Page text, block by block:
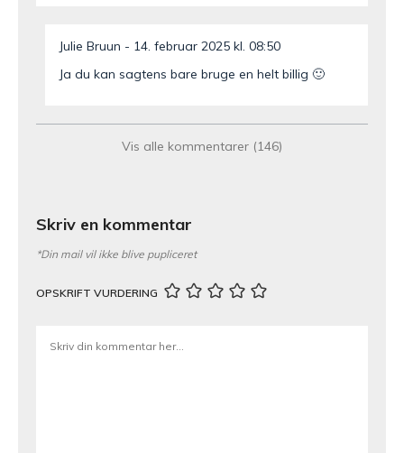
Julie Bruun
14. februar 2025 kl. 08:50
Ja du kan sagtens bare bruge en helt billig 🙂
7. november 2024 kl. 19:26
beboere på plejehjem og alle var vilde med den..
Julie Bruun
14. november 2024 kl. 09:33
Vis alle kommentarer (146)
Skriv en kommentar
*Din mail vil ikke blive pupliceret
OPSKRIFT VURDERING